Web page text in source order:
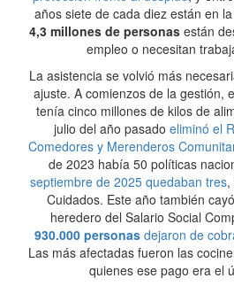
años siete de cada diez están en
4,3 millones de personas están
empleo o necesitan
La asistencia se volvió más
ajuste. A comienzos de la gestión,
tenía cinco millones de kilos de
julio del año pasado eliminó el
Comedores y Merenderos
de 2023 había 50 políticas
septiembre de 2025 quedaban tres,
Cuidados. Este año también
heredero del Salario Social
930.000 personas dejaron de
Las más afectadas fueron las
quienes ese pago era el